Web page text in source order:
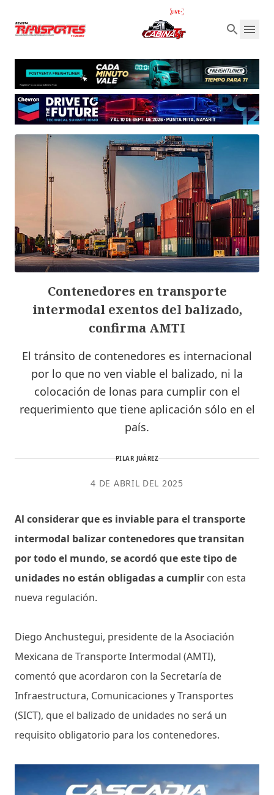
Contenedores en transporte
intermodal exentos del balizado,
confirma AMTI
El tránsito de contenedores es internacional
por lo que no ven viable el balizado, ni la
colocación de lonas para cumplir con el
requerimiento que tiene aplicación sólo en el
país.
PILAR JUÁREZ
4 DE ABRIL DEL 2025
Al considerar que es inviable para el transporte
intermodal balizar contenedores que transitan
por todo el mundo, se acordó que este tipo de
unidades no están obligadas a cumplir con esta
nueva regulación.
Diego Anchustegui, presidente de la Asociación
Mexicana de Transporte Intermodal (AMTI),
comentó que acordaron con la Secretaría de
Infraestructura, Comunicaciones y Transportes
(SICT), que el balizado de unidades no será un
requisito obligatorio para los contenedores.